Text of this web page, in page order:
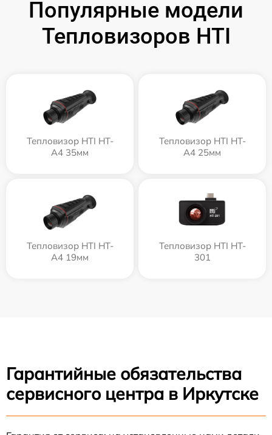
Популярные модели
Тепловизоров HTI
Тепловизор HTI HT-
A4 35мм
Тепловизор HTI HT-
A4 25мм
Тепловизор HTI HT-
A4 19мм
Тепловизор HTI HT-
301
Гарантийные обязательства
сервисного центра в Иркутске